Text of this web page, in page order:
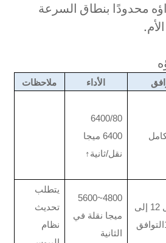
محدودًا بنطاق السرعة
الأداء ملاحظات
6400/80
6400 ميجا
نقل/ثانية↑
من الجيل 12 إلى
4800~5600
ميجا نقلة في
الثانية
يتطلب
تحديث
نظام